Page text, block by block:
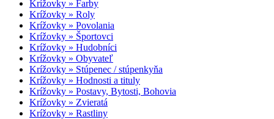
Krížovky » Farby
Krížovky » Roly
Krížovky » Povolania
Krížovky » Športovci
Krížovky » Hudobníci
Krížovky » Obyvateľ
Krížovky » Stúpenec / stúpenkyňa
Krížovky » Hodnosti a tituly
Krížovky » Postavy, Bytosti, Bohovia
Krížovky » Zvieratá
Krížovky » Rastliny